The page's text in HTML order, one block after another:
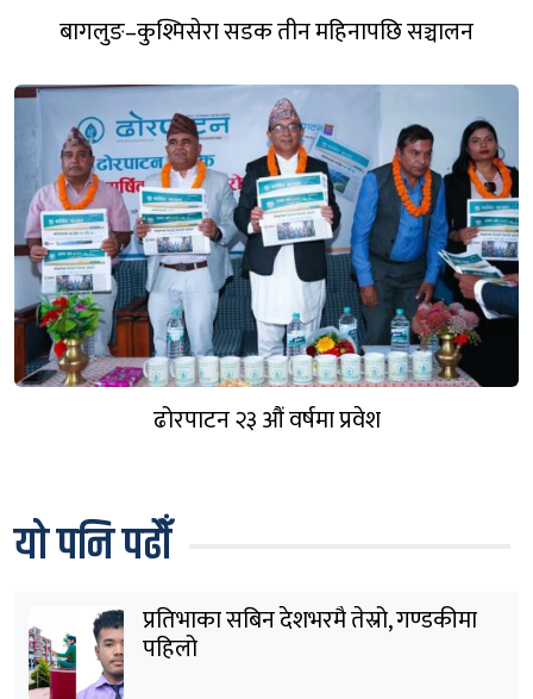
बागलुङ–कुश्मिसेरा सडक तीन महिनापछि सञ्चालन
ढोरपाटन २३ औं वर्षमा प्रवेश
यो पनि पढौँ
प्रतिभाका सबिन देशभरमै तेस्रो, गण्डकीमा
पहिलो